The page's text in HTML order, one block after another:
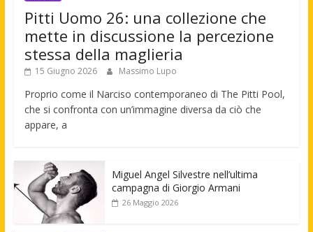
Pitti Uomo 26: una collezione che
mette in discussione la percezione
stessa della maglieria
15 Giugno 2026 Massimo Lupo
Proprio come il Narciso contemporaneo di The Pitti Pool,
che si confronta con un’immagine diversa da ciò che
appare, a
Miguel Angel Silvestre nell’ultima
campagna di Giorgio Armani
26 Maggio 2026